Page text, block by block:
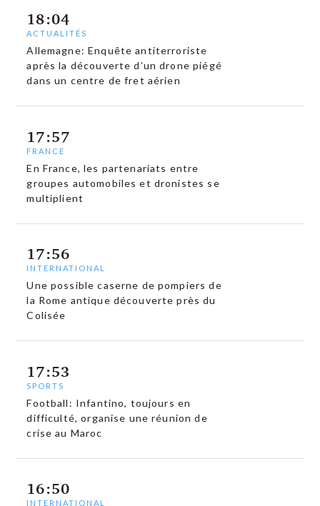
18:04
ACTUALITÉS
Allemagne: Enquête antiterroriste
après la découverte d’un drone piégé
dans un centre de fret aérien
17:57
FRANCE
En France, les partenariats entre
groupes automobiles et dronistes se
multiplient
17:56
INTERNATIONAL
Une possible caserne de pompiers de
la Rome antique découverte près du
Colisée
17:53
SPORTS
Football: Infantino, toujours en
difficulté, organise une réunion de
crise au Maroc
16:50
INTERNATIONAL